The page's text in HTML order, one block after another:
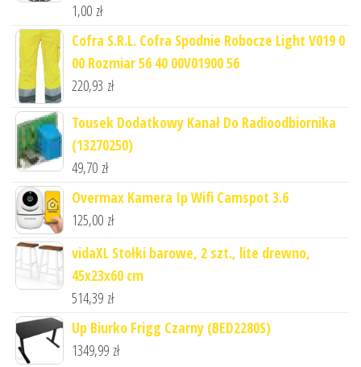
1,00 zł
Cofra S.R.L. Cofra Spodnie Robocze Light V019 0
00 Rozmiar 56 40 00V01900 56
220,93 zł
Tousek Dodatkowy Kanał Do Radioodbiornika
(13270250)
49,70 zł
Overmax Kamera Ip Wifi Camspot 3.6
125,00 zł
vidaXL Stołki barowe, 2 szt., lite drewno,
45x23x60 cm
514,39 zł
Up Biurko Frigg Czarny (BED2280S)
1349,99 zł